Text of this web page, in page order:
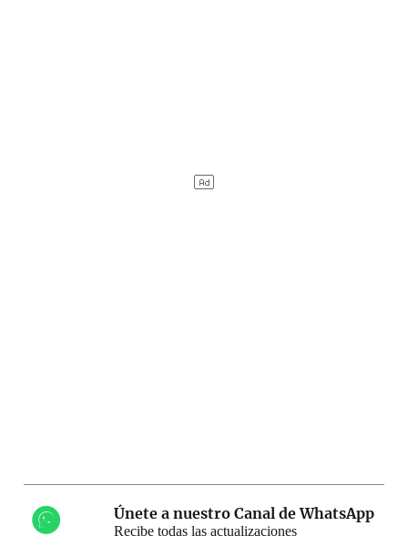
Únete a nuestro Canal de WhatsApp
Recibe todas las actualizaciones